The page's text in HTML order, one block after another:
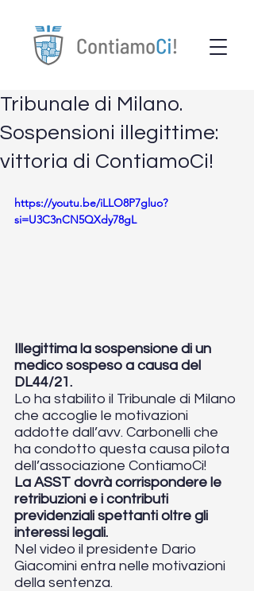
Tribunale di Milano.
Sospensioni illegittime:
vittoria di ContiamoCi!
https://youtu.be/iLLO8P7gluo?
si=U3C3nCN5QXdy78gL
Illegittima la sospensione di un
medico sospeso a causa del
DL44/21.
Lo ha stabilito il Tribunale di Milano
che accoglie le motivazioni
addotte dall’avv. Carbonelli che
ha condotto questa causa pilota
dell’associazione ContiamoCi!
La ASST dovrà corrispondere le
retribuzioni e i contributi
previdenziali spettanti oltre gli
interessi legali.
Nel video il presidente Dario
Giacomini entra nelle motivazioni
della sentenza.